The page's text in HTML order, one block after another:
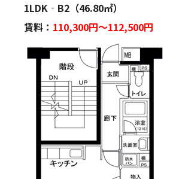
1LDK‐B2（46.80㎡）
賃料： 110,300円～112,500円